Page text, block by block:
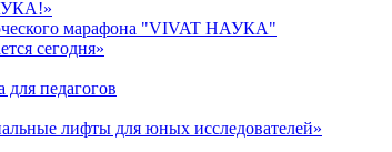
марафона "VIVAT НАУКА"
сегодня»
для педагогов
лифты для юных исследователей»